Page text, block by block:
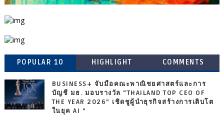
POPULAR 10 HIGHLIGHT COMMENTS
BUSINESS+ จับมือคณะพาณิชยศาสตร์และการ
บัญชี มธ. มอบรางวัล “THAILAND TOP CEO OF
THE YEAR 2026” เชิดชูผู้นำธุรกิจสร้างการเติบโต
ในยุค AI ”